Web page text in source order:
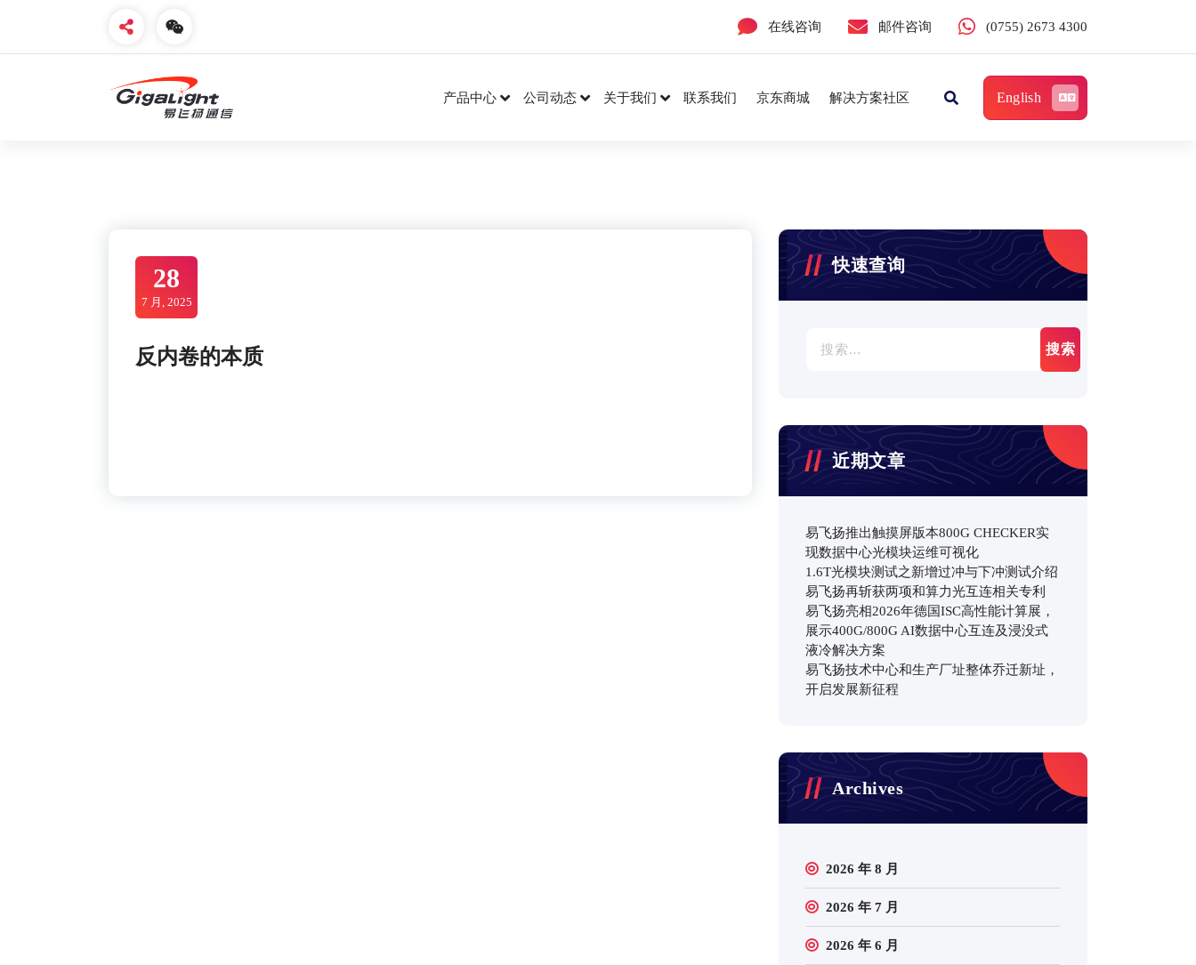
在线咨询 邮件咨询 (0755) 2673 4300
产品中心 公司动态 关于我们 联系我们 京东商城 解决方案社区 English
28
7 月, 2025
反内卷的本质
快速查询
索：
近期文章
易飞扬推出触摸屏版本800G CHECKER实
现数据中心光模块运维可视化
1.6T光模块测试之新增过冲与下冲测试介绍
易飞扬再斩获两项和算力光互连相关专利
易飞扬亮相2026年德国ISC高性能计算展，
展示400G/800G AI数据中心互连及浸没式
液冷解决方案
易飞扬技术中心和生产厂址整体乔迁新址，
开启发展新征程
Archives
2026 年 8 月
2026 年 7 月
2026 年 6 月